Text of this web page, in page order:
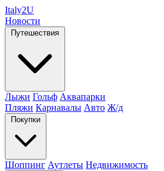
Italy2U
Новости
Путешествия
Лыжи Гольф Аквапарки
Пляжи Карнавалы Авто Ж/д
Покупки
Шоппинг Аутлеты Недвижимость